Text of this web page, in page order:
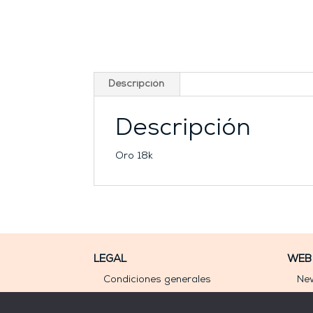
Descripción
Descripción
Oro 18k
LEGAL
Condiciones generales
WEB